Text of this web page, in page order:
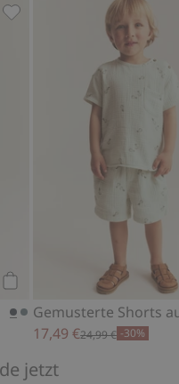
hinzufügen
Shorts aus Slub-Jersey,
17,49 €24,99 € -30%
jetzt